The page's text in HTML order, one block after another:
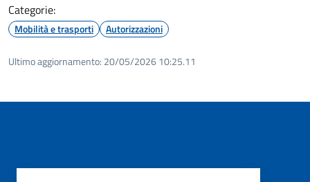
Categorie:
Mobilità e trasporti Autorizzazioni
Ultimo aggiornamento: 20/05/2026 10:25.11